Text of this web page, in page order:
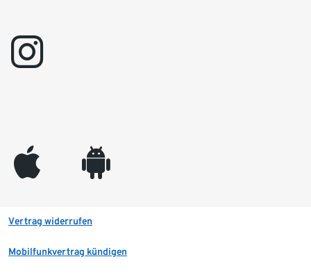
instagram
appleinc android
Vertrag widerrufen
Mobilfunkvertrag kündigen